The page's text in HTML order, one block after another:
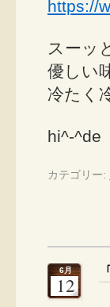
https://
スーッ
優しい
冷たく
hi^-^de
カテゴリー:
6月
12